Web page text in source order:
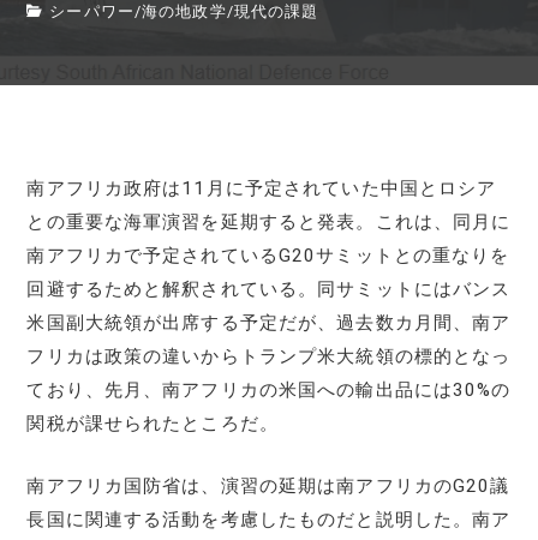
シーパワー /海の地政学/現代の課題
南アフリカ政府は11月に予定されていた中国とロシア
との重要な海軍演習を延期すると発表。これは、同月に
南アフリカで予定されているG20サミットとの重なりを
回避するためと解釈されている。同サミットにはバンス
米国副大統領が出席する予定だが、過去数カ月間、南ア
フリカは政策の違いからトランプ米大統領の標的となっ
ており、先月、南アフリカの米国への輸出品には30%の
関税が課せられたところだ。
南アフリカ国防省は、演習の延期は南アフリカのG20議
長国に関連する活動を考慮したものだと説明した。南ア